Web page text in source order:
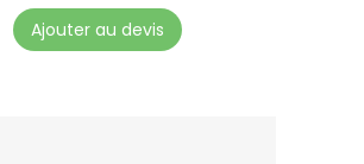
Ajouter au devis